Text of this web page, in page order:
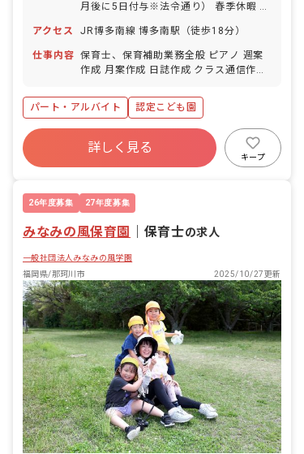
月後に5日付与※法令通り） 春季休暇 夏
アクセス
JR博多南線 博多南駅（徒歩18分）
仕事内容 保育士、保育補助業務全般 ピアノ 週案
作成 月案作成 日誌作成 クラス通信作成
～5歳児 ■園庭有無：あり
パート・アルバイト 認定こども園
詳しく見る
キープ
26年度募集 27年度募集
みなみの風保育園 保育士の求人
一般社団法人みなみの風学園
福岡県/那珂川市
2025/10/27更新